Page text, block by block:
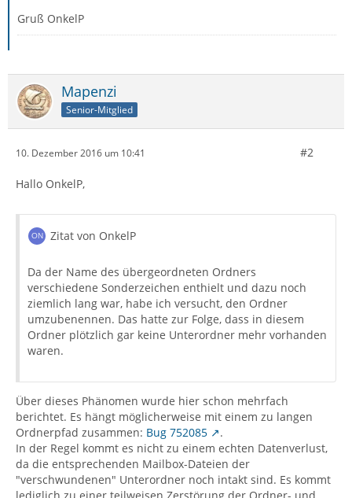
Gruß OnkelP
Mapenzi
Senior-Mitglied
10. Dezember 2016 um 10:41 #2
Hallo OnkelP,
Zitat von OnkelP
Da der Name des übergeordneten Ordners
verschiedene Sonderzeichen enthielt und dazu noch
ziemlich lang war, habe ich versucht, den Ordner
umzubenennen. Das hatte zur Folge, dass in diesem
Ordner plötzlich gar keine Unterordner mehr vorhanden
waren.
Über dieses Phänomen wurde hier schon mehrfach
berichtet. Es hängt möglicherweise mit einem zu langen
Ordnerpfad zusammen: Bug 752085
.
In der Regel kommt es nicht zu einem echten Datenverlust,
da die entsprechenden Mailbox-Dateien der
"verschwundenen" Unterordner noch intakt sind. Es kommt